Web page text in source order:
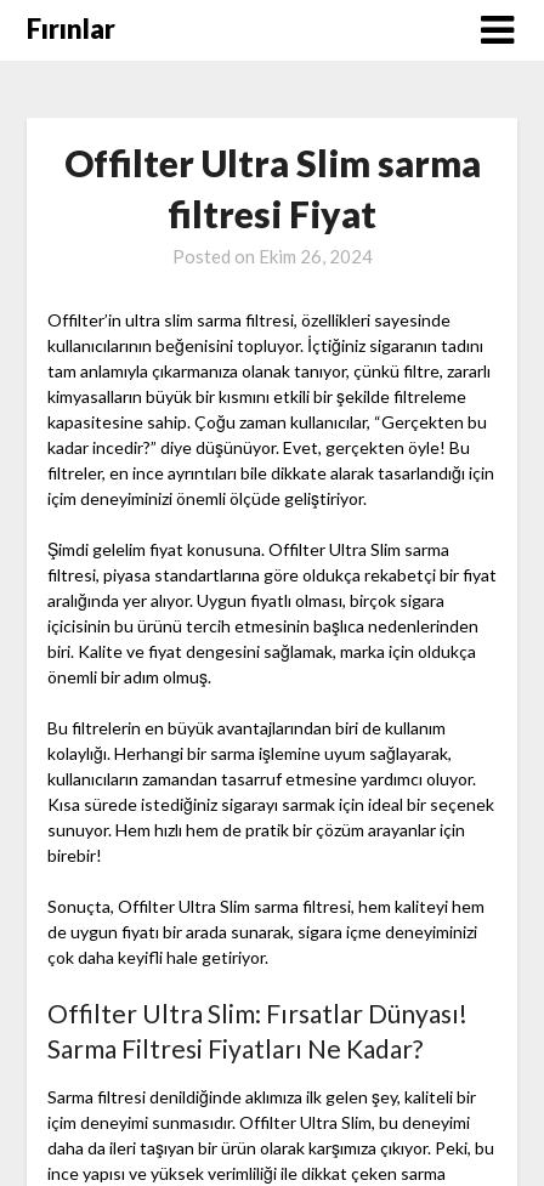
SkipFırınlar
Offilter Ultra Slim sarma
filtresi Fiyat
Posted on Ekim 26, 2024
Offilter’in ultra slim sarma filtresi, özellikleri sayesinde
kullanıcılarının beğenisini topluyor. İçtiğiniz sigaranın tadını
tam anlamıyla çıkarmanıza olanak tanıyor, çünkü filtre, zararlı
kimyasalların büyük bir kısmını etkili bir şekilde filtreleme
kapasitesine sahip. Çoğu zaman kullanıcılar, “Gerçekten bu
kadar incedir?” diye düşünüyor. Evet, gerçekten öyle! Bu
filtreler, en ince ayrıntıları bile dikkate alarak tasarlandığı için
içim deneyiminizi önemli ölçüde geliştiriyor.
Şimdi gelelim fiyat konusuna. Offilter Ultra Slim sarma
filtresi, piyasa standartlarına göre oldukça rekabetçi bir fiyat
aralığında yer alıyor. Uygun fiyatlı olması, birçok sigara
içicisinin bu ürünü tercih etmesinin başlıca nedenlerinden
biri. Kalite ve fiyat dengesini sağlamak, marka için oldukça
önemli bir adım olmuş.
Bu filtrelerin en büyük avantajlarından biri de kullanım
kolaylığı. Herhangi bir sarma işlemine uyum sağlayarak,
kullanıcıların zamandan tasarruf etmesine yardımcı oluyor.
Kısa sürede istediğiniz sigarayı sarmak için ideal bir seçenek
sunuyor. Hem hızlı hem de pratik bir çözüm arayanlar için
birebir!
Sonuçta, Offilter Ultra Slim sarma filtresi, hem kaliteyi hem
de uygun fiyatı bir arada sunarak, sigara içme deneyiminizi
çok daha keyifli hale getiriyor.
Offilter Ultra Slim: Fırsatlar Dünyası!
Sarma Filtresi Fiyatları Ne Kadar?
Sarma filtresi denildiğinde aklımıza ilk gelen şey, kaliteli bir
içim deneyimi sunmasıdır. Offilter Ultra Slim, bu deneyimi
daha da ileri taşıyan bir ürün olarak karşımıza çıkıyor. Peki, bu
ince yapısı ve yüksek verimliliği ile dikkat çeken sarma